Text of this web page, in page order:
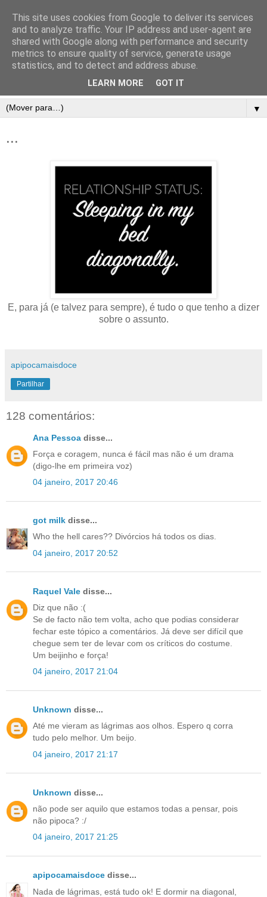
▼
...
E, para já (e talvez para sempre), é tudo o que tenho a dizer
sobre o assunto.
apipocamaisdoce
Partilhar
128 comentários:
Ana Pessoa disse...
Força e coragem, nunca é fácil mas não é um drama
(digo-lhe em primeira voz)
04 janeiro, 2017 20:46
got milk disse...
Who the hell cares?? Divórcios há todos os dias.
04 janeiro, 2017 20:52
Raquel Vale disse...
Diz que não :(
Se de facto não tem volta, acho que podias considerar
fechar este tópico a comentários. Já deve ser difícil que
chegue sem ter de levar com os críticos do costume.
Um beijinho e força!
04 janeiro, 2017 21:04
Unknown disse...
Até me vieram as lágrimas aos olhos. Espero q corra
tudo pelo melhor. Um beijo.
04 janeiro, 2017 21:17
Unknown disse...
não pode ser aquilo que estamos todas a pensar, pois
não pipoca? :/
04 janeiro, 2017 21:25
apipocamaisdoce disse...
Nada de lágrimas, está tudo ok! E dormir na diagonal,
This site uses cookies from Google to deliver its services
and to analyze traffic. Your IP address and user-agent are
shared with Google along with performance and security
metrics to ensure quality of service, generate usage
statistics, and to detect and address abuse.
LEARN MORE GOT IT